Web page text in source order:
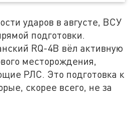
ударов в августе, ВСУ
подготовки.
RQ-4B вёл активную
месторождения,
РЛС. Это подготовка к
скорее всего, не за